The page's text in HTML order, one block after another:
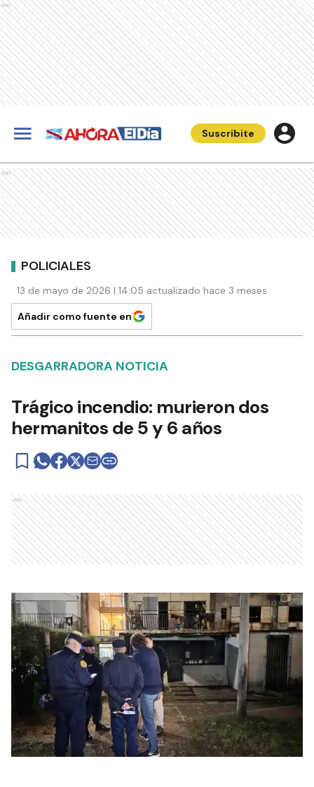
Ads
Suscribite
Ads
POLICIALES
13 de mayo de 2026 | 14:05 actualizado hace 3 meses
Añadir como fuente en
DESGARRADORA NOTICIA
Trágico incendio: murieron dos
hermanitos de 5 y 6 años
Ads